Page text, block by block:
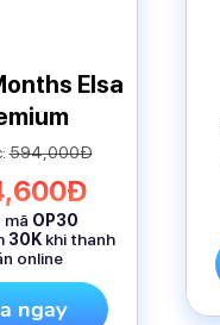
Elsa
594,000Đ
mã OP30
30K khi thanh
online
ngay